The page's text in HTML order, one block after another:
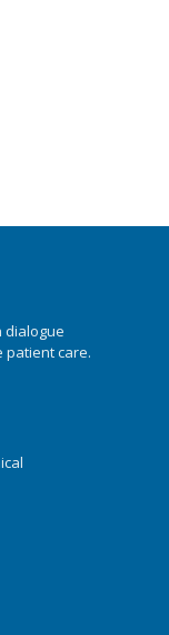
dialogue
patient care.